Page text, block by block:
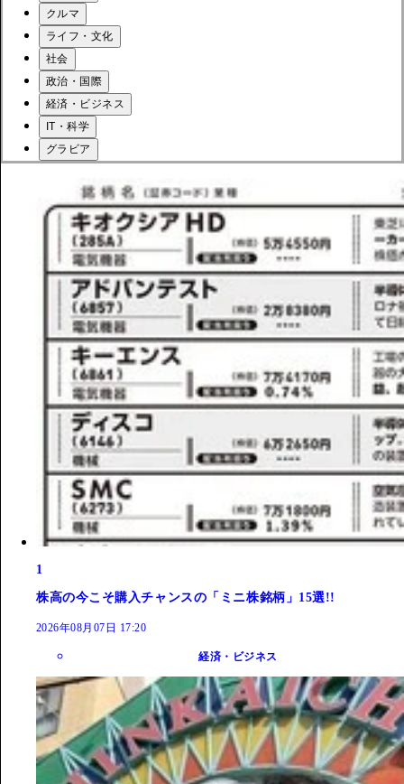
クルマ
ライフ・文化
社会
政治・国際
経済・ビジネス
IT・科学
グラビア
1
株高の今こそ購入チャンスの「ミニ株銘柄」15選!!
2026年08月07日 17:20
経済・ビジネス